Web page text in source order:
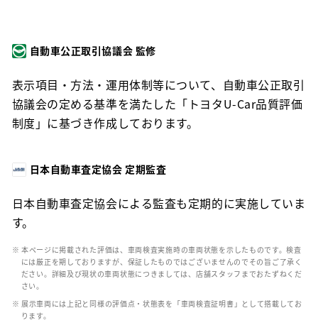
自動車公正取引協議会 監修
表示項目・方法・運用体制等について、自動車公正取引
協議会の定める基準を満たした「トヨタU-Car品質評価
制度」に基づき作成しております。
日本自動車査定協会 定期監査
日本自動車査定協会による監査も定期的に実施していま
す。
※ 本ページに掲載された評価は、車両検査実施時の車両状態を示したものです。検査
には厳正を期しておりますが、保証したものではございませんのでその旨ご了承く
ださい。詳細及び現状の車両状態につきましては、店舗スタッフまでおたずねくだ
さい。
※ 展示車両には上記と同様の評価点・状態表を「車両検査証明書」として搭載してお
ります。